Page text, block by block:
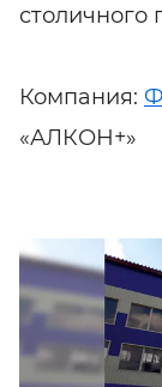
столичного
Компания:
«АЛКОН+»